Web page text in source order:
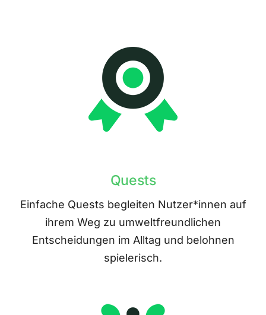
Quests
Einfache Quests begleiten Nutzer*innen auf
ihrem Weg zu umweltfreundlichen
Entscheidungen im Alltag und belohnen
spielerisch.